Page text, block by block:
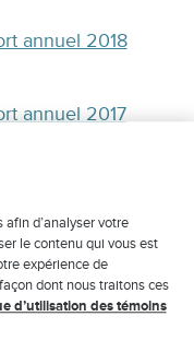
annuel 2018
annuel 2017
annuel 2016
annuel 2015
d’analyser votre
le contenu qui vous est
expérience de
dont nous traitons ces
d’utilisation des témoins